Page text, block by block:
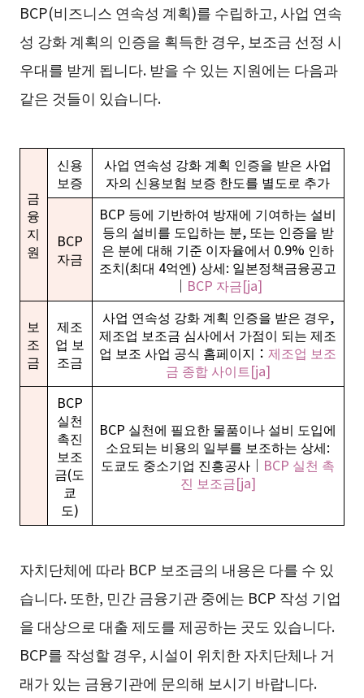
BCP(비즈니스 연속성 계획)를 수립하고, 사업 연속
성 강화 계획의 인증을 획득한 경우, 보조금 선정 시
우대를 받게 됩니다. 받을 수 있는 지원에는 다음과
같은 것들이 있습니다.
금
융
지
원
신용
보증
사업 연속성 강화 계획 인증을 받은 사업
자의 신용보험 보증 한도를 별도로 추가
BCP
자금
BCP 등에 기반하여 방재에 기여하는 설비
등의 설비를 도입하는 분, 또는 인증을 받
은 분에 대해 기준 이자율에서 0.9% 인하
조치(최대 4억엔) 상세: 일본정책금융공고
｜ BCP 자금[ja]
보
조
금
제조
업 보
조금
사업 연속성 강화 계획 인증을 받은 경우,
제조업 보조금 심사에서 가점이 되는 제조
업 보조 사업 공식 홈페이지：제조업 보조
금 종합 사이트[ja]
BCP
실천
촉진
보조
금(도
쿄
도)
BCP 실천에 필요한 물품이나 설비 도입에
소요되는 비용의 일부를 보조하는 상세:
도쿄도 중소기업 진흥공사｜ BCP 실천 촉
진 보조금[ja]
자치단체에 따라 BCP 보조금의 내용은 다를 수 있
습니다. 또한, 민간 금융기관 중에는 BCP 작성 기업
을 대상으로 대출 제도를 제공하는 곳도 있습니다.
BCP를 작성할 경우, 시설이 위치한 자치단체나 거
래가 있는 금융기관에 문의해 보시기 바랍니다.